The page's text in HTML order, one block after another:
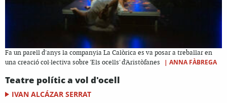
Fa un parell d'anys la companyia La Calòrica es va posar a treballar en
una creació col·lectiva sobre 'Els ocells' d'Aristòfanes
| ANNA FÀBREGA
Teatre polític a vol d'ocell
IVAN ALCÁZAR SERRAT